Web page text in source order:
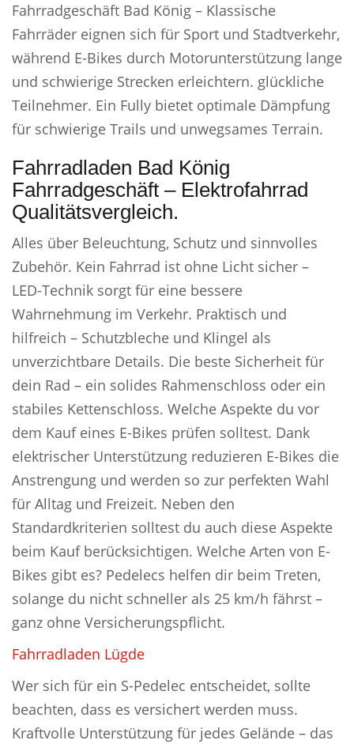
Fahrradgeschäft Bad König – Klassische
Fahrräder eignen sich für Sport und Stadtverkehr,
während E-Bikes durch Motorunterstützung lange
und schwierige Strecken erleichtern. glückliche
Teilnehmer. Ein Fully bietet optimale Dämpfung
für schwierige Trails und unwegsames Terrain.
Fahrradladen Bad König
Fahrradgeschäft – Elektrofahrrad
Qualitätsvergleich.
Alles über Beleuchtung, Schutz und sinnvolles
Zubehör. Kein Fahrrad ist ohne Licht sicher –
LED-Technik sorgt für eine bessere
Wahrnehmung im Verkehr. Praktisch und
hilfreich – Schutzbleche und Klingel als
unverzichtbare Details. Die beste Sicherheit für
dein Rad – ein solides Rahmenschloss oder ein
stabiles Kettenschloss. Welche Aspekte du vor
dem Kauf eines E-Bikes prüfen solltest. Dank
elektrischer Unterstützung reduzieren E-Bikes die
Anstrengung und werden so zur perfekten Wahl
für Alltag und Freizeit. Neben den
Standardkriterien solltest du auch diese Aspekte
beim Kauf berücksichtigen. Welche Arten von E-
Bikes gibt es? Pedelecs helfen dir beim Treten,
solange du nicht schneller als 25 km/h fährst –
ganz ohne Versicherungspflicht.
Fahrradladen Lügde
Wer sich für ein S-Pedelec entscheidet, sollte
beachten, dass es versichert werden muss.
Kraftvolle Unterstützung für jedes Gelände – das